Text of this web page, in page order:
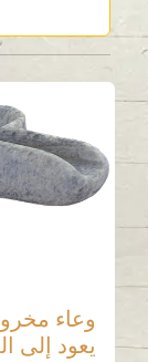
وعاء
يعود إلى